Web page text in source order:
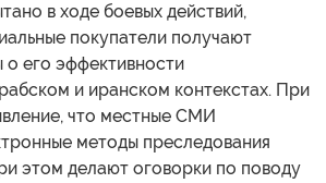
в ходе боевых действий,
покупатели получают
о его эффективности
и иранском контекстах. При
что местные СМИ
методы преследования
этом делают оговорки по поводу